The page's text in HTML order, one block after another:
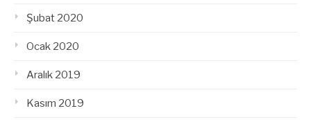
Şubat 2020
Ocak 2020
Aralık 2019
Kasım 2019